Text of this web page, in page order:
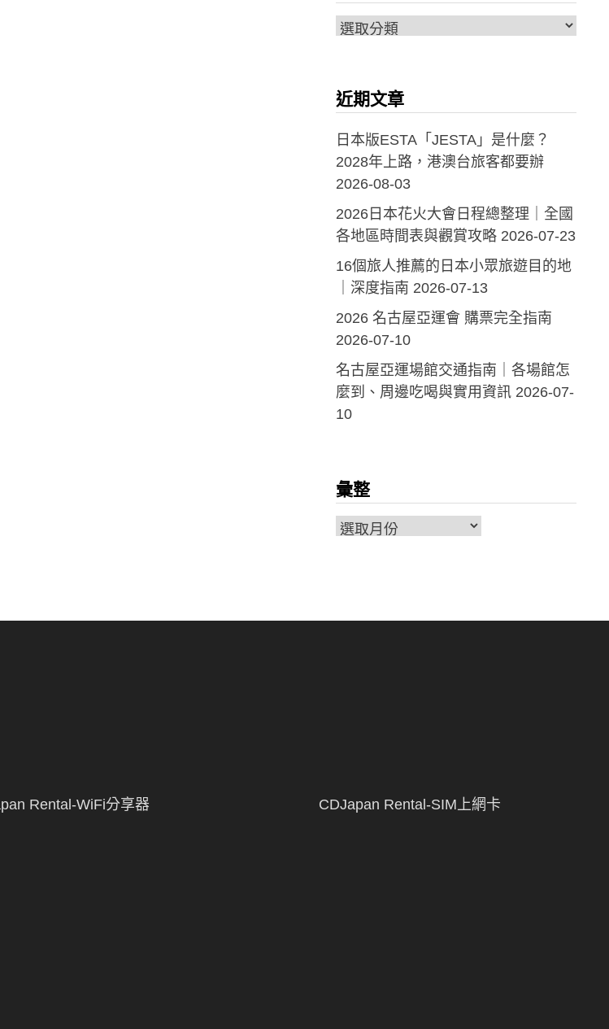
分
近期文章
日本版ESTA「JESTA」是什麼？
2028年上路，港澳台旅客都要辦
2026-08-03
2026日本花火大會日程總整理｜全國
各地區時間表與觀賞攻略 2026-07-23
16個旅人推薦的日本小眾旅遊目的地
｜深度指南 2026-07-13
2026 名古屋亞運會 購票完全指南
2026-07-10
名古屋亞運場館交通指南｜各場館怎
麼到、周邊吃喝與實用資訊 2026-07-
10
彙整
彙
Rental-WiFi分享器 CDJapan Rental-SIM上網卡